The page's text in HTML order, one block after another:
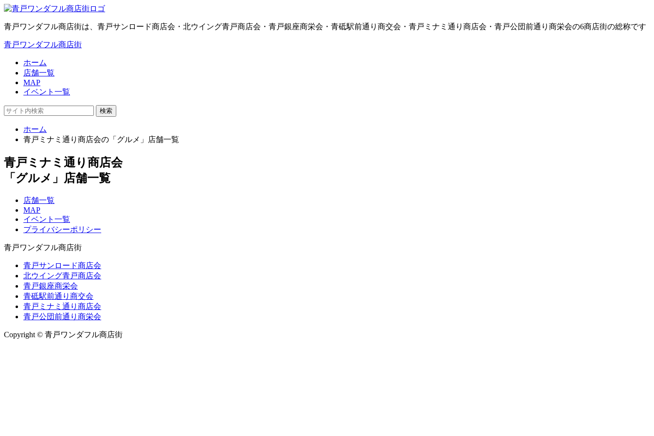
青戸ワンダフル商店街は、青戸サンロード商店会・北ウイング青戸商店会・青戸銀座商栄会・青砥駅前通り商交会・青戸ミナミ通り商店会・青戸公団前通り商栄会の6商店街の総称です
青戸ワンダフル商店街
ホーム
店舗一覧
MAP
イベント一覧
検索
ホーム
青戸ミナミ通り商店会の「グルメ」店舗一覧
青戸ミナミ通り商店会
「グルメ」店舗一覧
店舗一覧
MAP
イベント一覧
プライバシーポリシー
青戸ワンダフル商店街
青戸サンロード商店会
北ウイング青戸商店会
青戸銀座商栄会
青砥駅前通り商交会
青戸ミナミ通り商店会
青戸公団前通り商栄会
Copyright © 青戸ワンダフル商店街